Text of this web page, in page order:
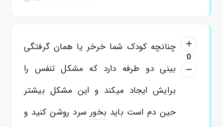
0
چنانچه کودک شما خرخر یا همان گرفتگی
بینی دو طرفه دارد که مشکل تنفس را
برایش ایجاد میکند و این مشکل بیشتر
حین دم است بایدبخورسرد روشن کنید و